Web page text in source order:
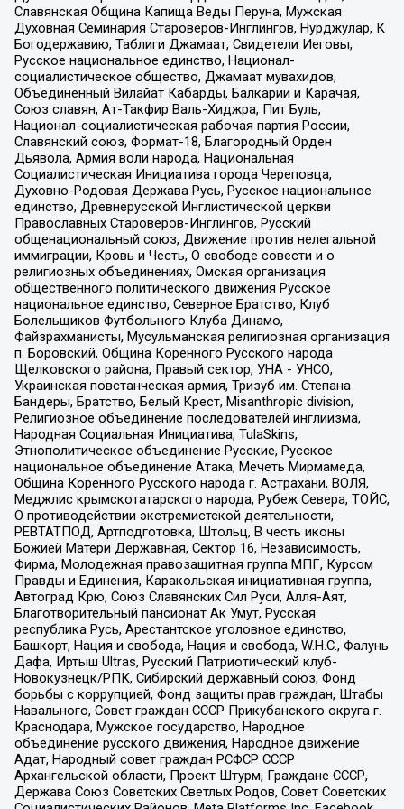
Славянская Община Капища Веды Перуна, Мужская
Духовная Семинария Староверов-Инглингов, Нурджулар, К
Богодержавию, Таблиги Джамаат, Свидетели Иеговы,
Русское национальное единство, Национал-
социалистическое общество, Джамаат мувахидов,
Объединенный Вилайат Кабарды, Балкарии и Карачая,
Союз славян, Ат-Такфир Валь-Хиджра, Пит Буль,
Национал-социалистическая рабочая партия России,
Славянский союз, Формат-18, Благородный Орден
Дьявола, Армия воли народа, Национальная
Социалистическая Инициатива города Череповца,
Духовно-Родовая Держава Русь, Русское национальное
единство, Древнерусской Инглистической церкви
Православных Староверов-Инглингов, Русский
общенациональный союз, Движение против нелегальной
иммиграции, Кровь и Честь, О свободе совести и о
религиозных объединениях, Омская организация
общественного политического движения Русское
национальное единство, Северное Братство, Клуб
Болельщиков Футбольного Клуба Динамо,
Файзрахманисты, Мусульманская религиозная организация
п. Боровский, Община Коренного Русского народа
Щелковского района, Правый сектор, УНА - УНСО,
Украинская повстанческая армия, Тризуб им. Степана
Бандеры, Братство, Белый Крест, Misanthropic division,
Религиозное объединение последователей инглиизма,
Народная Социальная Инициатива, TulaSkins,
Этнополитическое объединение Русские, Русское
национальное объединение Атака, Мечеть Мирмамеда,
Община Коренного Русского народа г. Астрахани, ВОЛЯ,
Меджлис крымскотатарского народа, Рубеж Севера, ТОЙС,
О противодействии экстремистской деятельности,
РЕВТАТПОД, Артподготовка, Штольц, В честь иконы
Божией Матери Державная, Сектор 16, Независимость,
Фирма, Молодежная правозащитная группа МПГ, Курсом
Правды и Единения, Каракольская инициативная группа,
Автоград Крю, Союз Славянских Сил Руси, Алля-Аят,
Благотворительный пансионат Ак Умут, Русская
республика Русь, Арестантское уголовное единство,
Башкорт, Нация и свобода, Нация и свобода, W.H.С., Фалунь
Дафа, Иртыш Ultras, Русский Патриотический клуб-
Новокузнецк/РПК, Сибирский державный союз, Фонд
борьбы с коррупцией, Фонд защиты прав граждан, Штабы
Навального, Совет граждан СССР Прикубанского округа г.
Краснодара, Мужское государство, Народное
объединение русского движения, Народное движение
Адат, Народный совет граждан РСФСР СССР
Архангельской области, Проект Штурм, Граждане СССР,
Держава Союз Советских Светлых Родов, Совет Советских